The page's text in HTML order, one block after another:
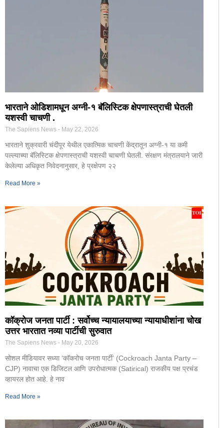
भारताने ओडिशामधून अग्नी-१ बॅलिस्टिक क्षेपणास्त्राची घेतली
यशस्वी चाचणी .
The Sapiens News May 22, 2026
भारताने शुक्रवारी चंदीपूर येथील एकात्मिक चाचणी केंद्रातून अग्नी-१ या कमी
पल्ल्याच्या बॅलिस्टिक क्षेपणास्त्राची यशस्वी चाचणी घेतली. संरक्षण मंत्रालयाने जारी
केलेल्या अधिकृत निवेदनानुसार, हे प्रक्षेपण २२
Read More »
कॉक्रोज जनता पार्टी : सर्वोच्च न्यायालयाच्या न्यायाधीशांना चोख
उत्तर भारतात नव्या पार्टीची सुरुवात
The Sapiens News May 20, 2026
सोशल मीडियावर सध्या ‘कॉकरोच जनता पार्टी’ (Cockroach Janta Party –
CJP) नावाचा एक डिजिटल आणि उपरोधात्मक (Satirical) राजकीय पक्ष प्रचंड
व्हायरल होत आहे. हे नाव
Read More »